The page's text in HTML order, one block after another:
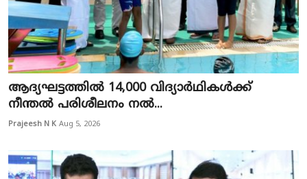
ആദ്യഘട്ടത്തിൽ 14,000 വിദ്യാർഥികൾക്ക്
നീന്തൽ പരിശീലനം നൽ...
Prajeesh N K Aug 5, 2026